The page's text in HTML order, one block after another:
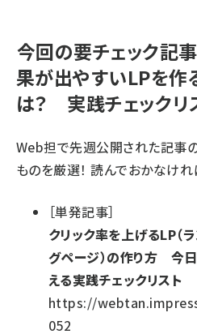
今回の要チェック記事
果が出やすいLPを作
は？ 実践チェックリ
Web担で先週公開された記事
ものを厳選！ 読んでおかなけ
［単発記事］
クリック率を上げるLP（
グページ）の作り方 今
える実践チェックリスト
https://
052